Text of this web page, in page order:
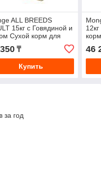
ALL BREEDS
15кг с Говядиной и
Сухой корм для
собак всех
BEEF
₸
Купить
46
за год